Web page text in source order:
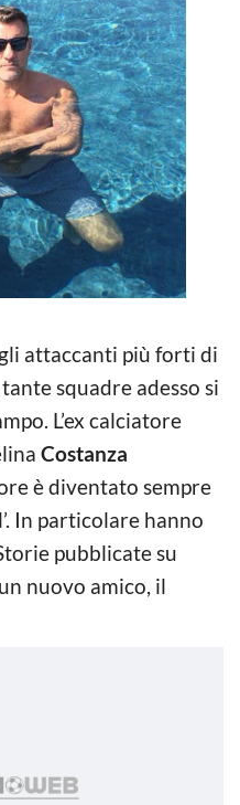
attaccanti più forti di
squadre adesso si
L’ex calciatore
Costanza
è diventato sempre
In particolare hanno
pubblicate su
nuovo amico, il